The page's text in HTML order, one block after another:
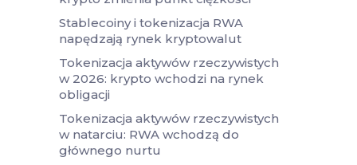
Stablecoiny i tokenizacja RWA
napędzają rynek kryptowalut
Tokenizacja aktywów rzeczywistych
w 2026: krypto wchodzi na rynek
obligacji
Tokenizacja aktywów rzeczywistych
w natarciu: RWA wchodzą do
głównego nurtu